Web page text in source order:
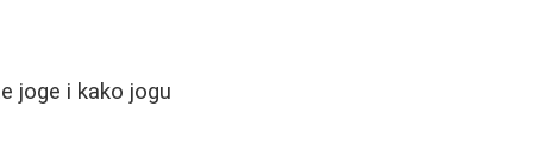
joge i kako jogu